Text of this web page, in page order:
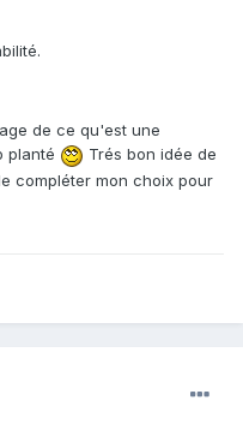
de ce qu'est une
planté
Trés bon idée de
compléter mon choix pour